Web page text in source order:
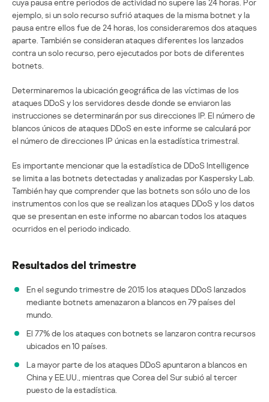
cuya pausa entre periodos de actividad no supere las 24 horas. Por
ejemplo, si un solo recurso sufrió ataques de la misma botnet y la
pausa entre ellos fue de 24 horas, los consideraremos dos ataques
aparte. También se consideran ataques diferentes los lanzados
contra un solo recurso, pero ejecutados por bots de diferentes
botnets.
Determinaremos la ubicación geográfica de las víctimas de los
ataques DDoS y los servidores desde donde se enviaron las
instrucciones se determinarán por sus direcciones IP. El número de
blancos únicos de ataques DDoS en este informe se calculará por
el número de direcciones IP únicas en la estadística trimestral.
Es importante mencionar que la estadística de DDoS Intelligence
se limita a las botnets detectadas y analizadas por Kaspersky Lab.
También hay que comprender que las botnets son sólo uno de los
instrumentos con los que se realizan los ataques DDoS y los datos
que se presentan en este informe no abarcan todos los ataques
ocurridos en el periodo indicado.
Resultados del trimestre
En el segundo trimestre de 2015 los ataques DDoS lanzados
mediante botnets amenazaron a blancos en 79 países del
mundo.
El 77% de los ataques con botnets se lanzaron contra recursos
ubicados en 10 países.
La mayor parte de los ataques DDoS apuntaron a blancos en
China y EE.UU., mientras que Corea del Sur subió al tercer
puesto de la estadística.